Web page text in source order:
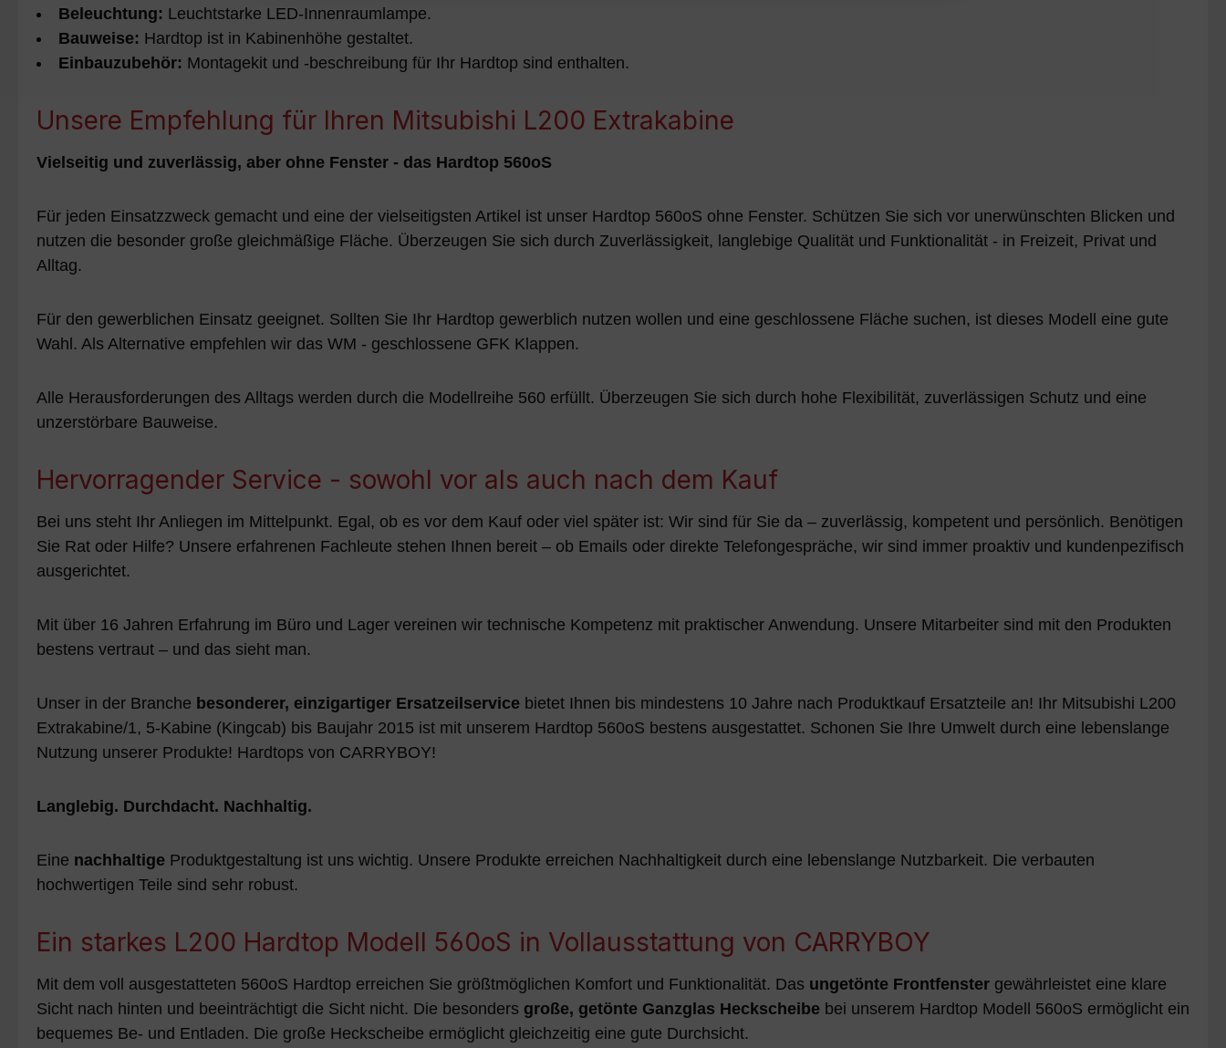
Beleuchtung: Leuchtstarke LED-Innenraumlampe.
Bauweise: Hardtop ist in Kabinenhöhe gestaltet.
Einbauzubehör: Montagekit und -beschreibung für Ihr Hardtop sind enthalten.
Unsere Empfehlung für Ihren Mitsubishi L200 Extrakabine
Vielseitig und zuverlässig, aber ohne Fenster - das Hardtop 560oS
Für jeden Einsatzzweck gemacht und eine der vielseitigsten Artikel ist unser Hardtop 560oS ohne Fenster. Schützen Sie sich vor unerwünschten Blicken und
nutzen die besonder große gleichmäßige Fläche. Überzeugen Sie sich durch Zuverlässigkeit, langlebige Qualität und Funktionalität - in Freizeit, Privat und
Alltag.
Für den gewerblichen Einsatz geeignet. Sollten Sie Ihr Hardtop gewerblich nutzen wollen und eine geschlossene Fläche suchen, ist dieses Modell eine gute
Wahl. Als Alternative empfehlen wir das WM - geschlossene GFK Klappen.
Alle Herausforderungen des Alltags werden durch die Modellreihe 560 erfüllt. Überzeugen Sie sich durch hohe Flexibilität, zuverlässigen Schutz und eine
unzerstörbare Bauweise.
Hervorragender Service - sowohl vor als auch nach dem Kauf
Bei uns steht Ihr Anliegen im Mittelpunkt. Egal, ob es vor dem Kauf oder viel später ist: Wir sind für Sie da – zuverlässig, kompetent und persönlich. Benötigen
Sie Rat oder Hilfe? Unsere erfahrenen Fachleute stehen Ihnen bereit – ob Emails oder direkte Telefongespräche, wir sind immer proaktiv und kundenpezifisch
ausgerichtet.
Mit über 16 Jahren Erfahrung im Büro und Lager vereinen wir technische Kompetenz mit praktischer Anwendung. Unsere Mitarbeiter sind mit den Produkten
bestens vertraut – und das sieht man.
Unser in der Branche besonderer, einzigartiger Ersatzeilservice bietet Ihnen bis mindestens 10 Jahre nach Produktkauf Ersatzteile an! Ihr Mitsubishi L200
Extrakabine/1, 5-Kabine (Kingcab) bis Baujahr 2015 ist mit unserem Hardtop 560oS bestens ausgestattet. Schonen Sie Ihre Umwelt durch eine lebenslange
Nutzung unserer Produkte! Hardtops von CARRYBOY!
Langlebig. Durchdacht. Nachhaltig.
Eine nachhaltige Produktgestaltung ist uns wichtig. Unsere Produkte erreichen Nachhaltigkeit durch eine lebenslange Nutzbarkeit. Die verbauten
hochwertigen Teile sind sehr robust.
Ein starkes L200 Hardtop Modell 560oS in Vollausstattung von CARRYBOY
Mit dem voll ausgestatteten 560oS Hardtop erreichen Sie größtmöglichen Komfort und Funktionalität. Das ungetönte Frontfenster gewährleistet eine klare
Sicht nach hinten und beeinträchtigt die Sicht nicht. Die besonders große, getönte Ganzglas Heckscheibe bei unserem Hardtop Modell 560oS ermöglicht ein
bequemes Be- und Entladen. Die große Heckscheibe ermöglicht gleichzeitig eine gute Durchsicht.